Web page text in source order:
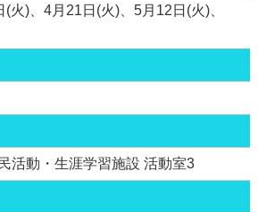
(火) 4月21日(火)
5月12日(火)
活動・生涯学習施設 活動室3